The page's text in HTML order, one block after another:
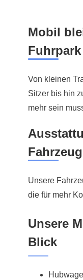
Mobil
Von kleinen
Sitzer bis hin
mehr sein
Unsere
die für mehr
Unsere
Blick